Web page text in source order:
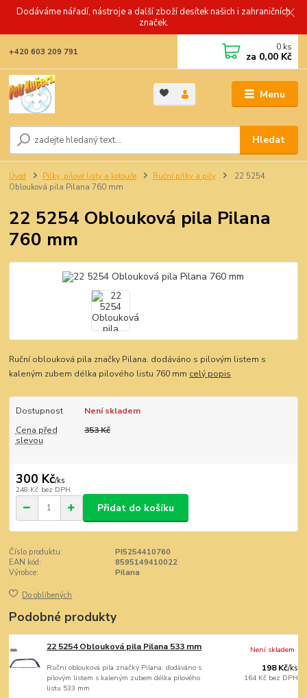
Dodáváme nářadí, nástroje a další zboží desítek našich i zahraničních
značek.
Menu
Hledat
+420 603 209 791 0 ks
za 0,00 Kč
Úvod Pilky, pilové listy a kotouče Ruční pilky a pily
22 5254
Oblouková pila Pilana 760 mm
22 5254 Oblouková pila Pilana
760 mm
Ruční oblouková pila značky Pilana. dodáváno s pilovým listem s
kaleným zubem délka pilového listu 760 mm celý popis
Dostupnost
Není skladem
Cena před
slevou
353 Kč
300 Kč/ks
248 Kč bez DPH
Přidat do košíku
Číslo produktu:
PI5254410760
EAN kód:
8595149410022
Výrobce:
Pilana
Do oblíbených
Podobné produkty
22 5254 Oblouková pila Pilana 533 mm
Ruční oblouková pila značky Pilana. dodáváno s
pilovým listem s kaleným zubem délka pilového
listu 533 mm
198 Kč/ks
164 Kč bez DPH
Není skladem